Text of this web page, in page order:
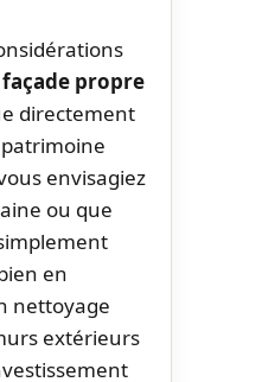
façade propre
directement
envisagiez
ou que
en
nettoyage
extérieurs